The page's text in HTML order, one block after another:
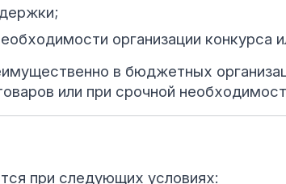
организации конкурса
в бюджетных
или при срочной
при следующих условиях: